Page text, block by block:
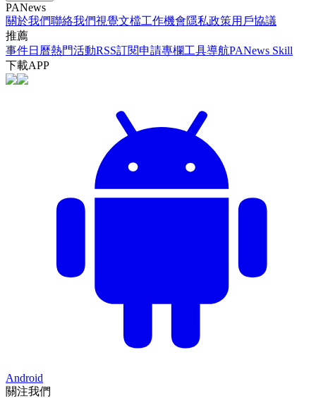
PANews
關於我們聯絡我們視覺文檔工作機會隱私政策用戶協議
推薦
事件日曆熱門活動RSS訂閱申請專欄工具導航PANews Skill
下載APP
Android
關注我們